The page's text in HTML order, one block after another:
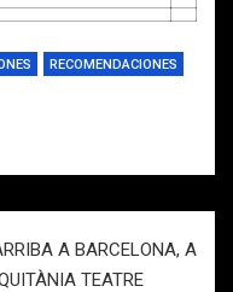
RECOMENDACIONES
A BARCELONA, A
TEATRE